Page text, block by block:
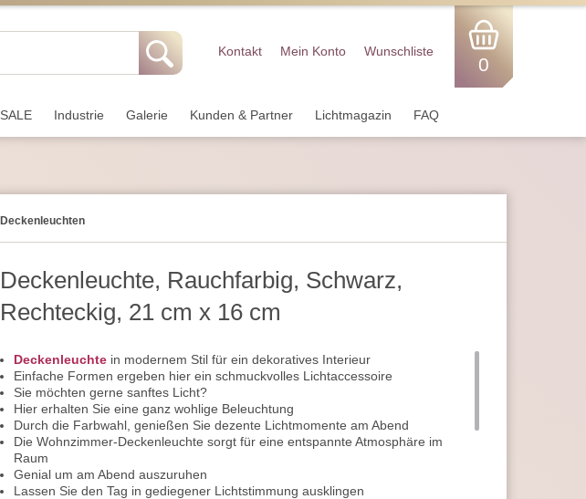
Kontakt Mein Konto Wunschliste
0
SALE Industrie Galerie Kunden & Partner Lichtmagazin FAQ
Decken­leuchten
Deckenleuchte, Rauchfarbig, Schwarz,
Rechteckig, 21 cm x 16 cm
Deckenleuchte in modernem Stil für ein dekoratives Interieur
Einfache Formen ergeben hier ein schmuckvolles Lichtaccessoire
Sie möchten gerne sanftes Licht?
Hier erhalten Sie eine ganz wohlige Beleuchtung
Durch die Farbwahl, genießen Sie dezente Lichtmomente am Abend
Die Wohnzimmer-Deckenleuchte sorgt für eine entspannte Atmosphäre im
Raum
Genial um am Abend auszuruhen
Lassen Sie den Tag in gediegener Lichtstimmung ausklingen